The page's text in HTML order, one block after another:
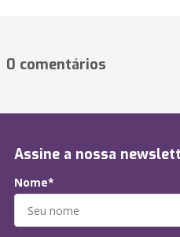
0 comentários
Assine a nossa
Nome*